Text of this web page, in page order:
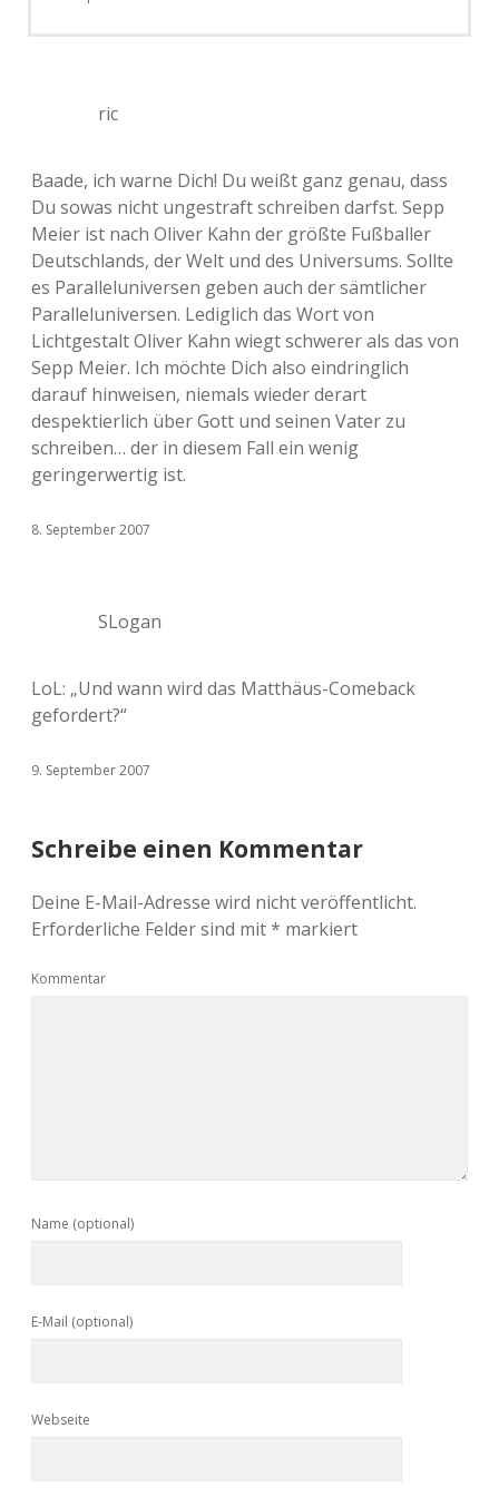
ric
Baade, ich warne Dich! Du weißt ganz genau, dass
Du sowas nicht ungestraft schreiben darfst. Sepp
Meier ist nach Oliver Kahn der größte Fußballer
Deutschlands, der Welt und des Universums. Sollte
es Paralleluniversen geben auch der sämtlicher
Paralleluniversen. Lediglich das Wort von
Lichtgestalt Oliver Kahn wiegt schwerer als das von
Sepp Meier. Ich möchte Dich also eindringlich
darauf hinweisen, niemals wieder derart
despektierlich über Gott und seinen Vater zu
schreiben… der in diesem Fall ein wenig
geringerwertig ist.
8. September 2007
SLogan
LoL: „Und wann wird das Matthäus-Comeback
gefordert?“
9. September 2007
Schreibe einen Kommentar
Deine E-Mail-Adresse wird nicht veröffentlicht.
Erforderliche Felder sind mit* markiert
Kommentar
Name (optional)
E-Mail (optional)
Webseite